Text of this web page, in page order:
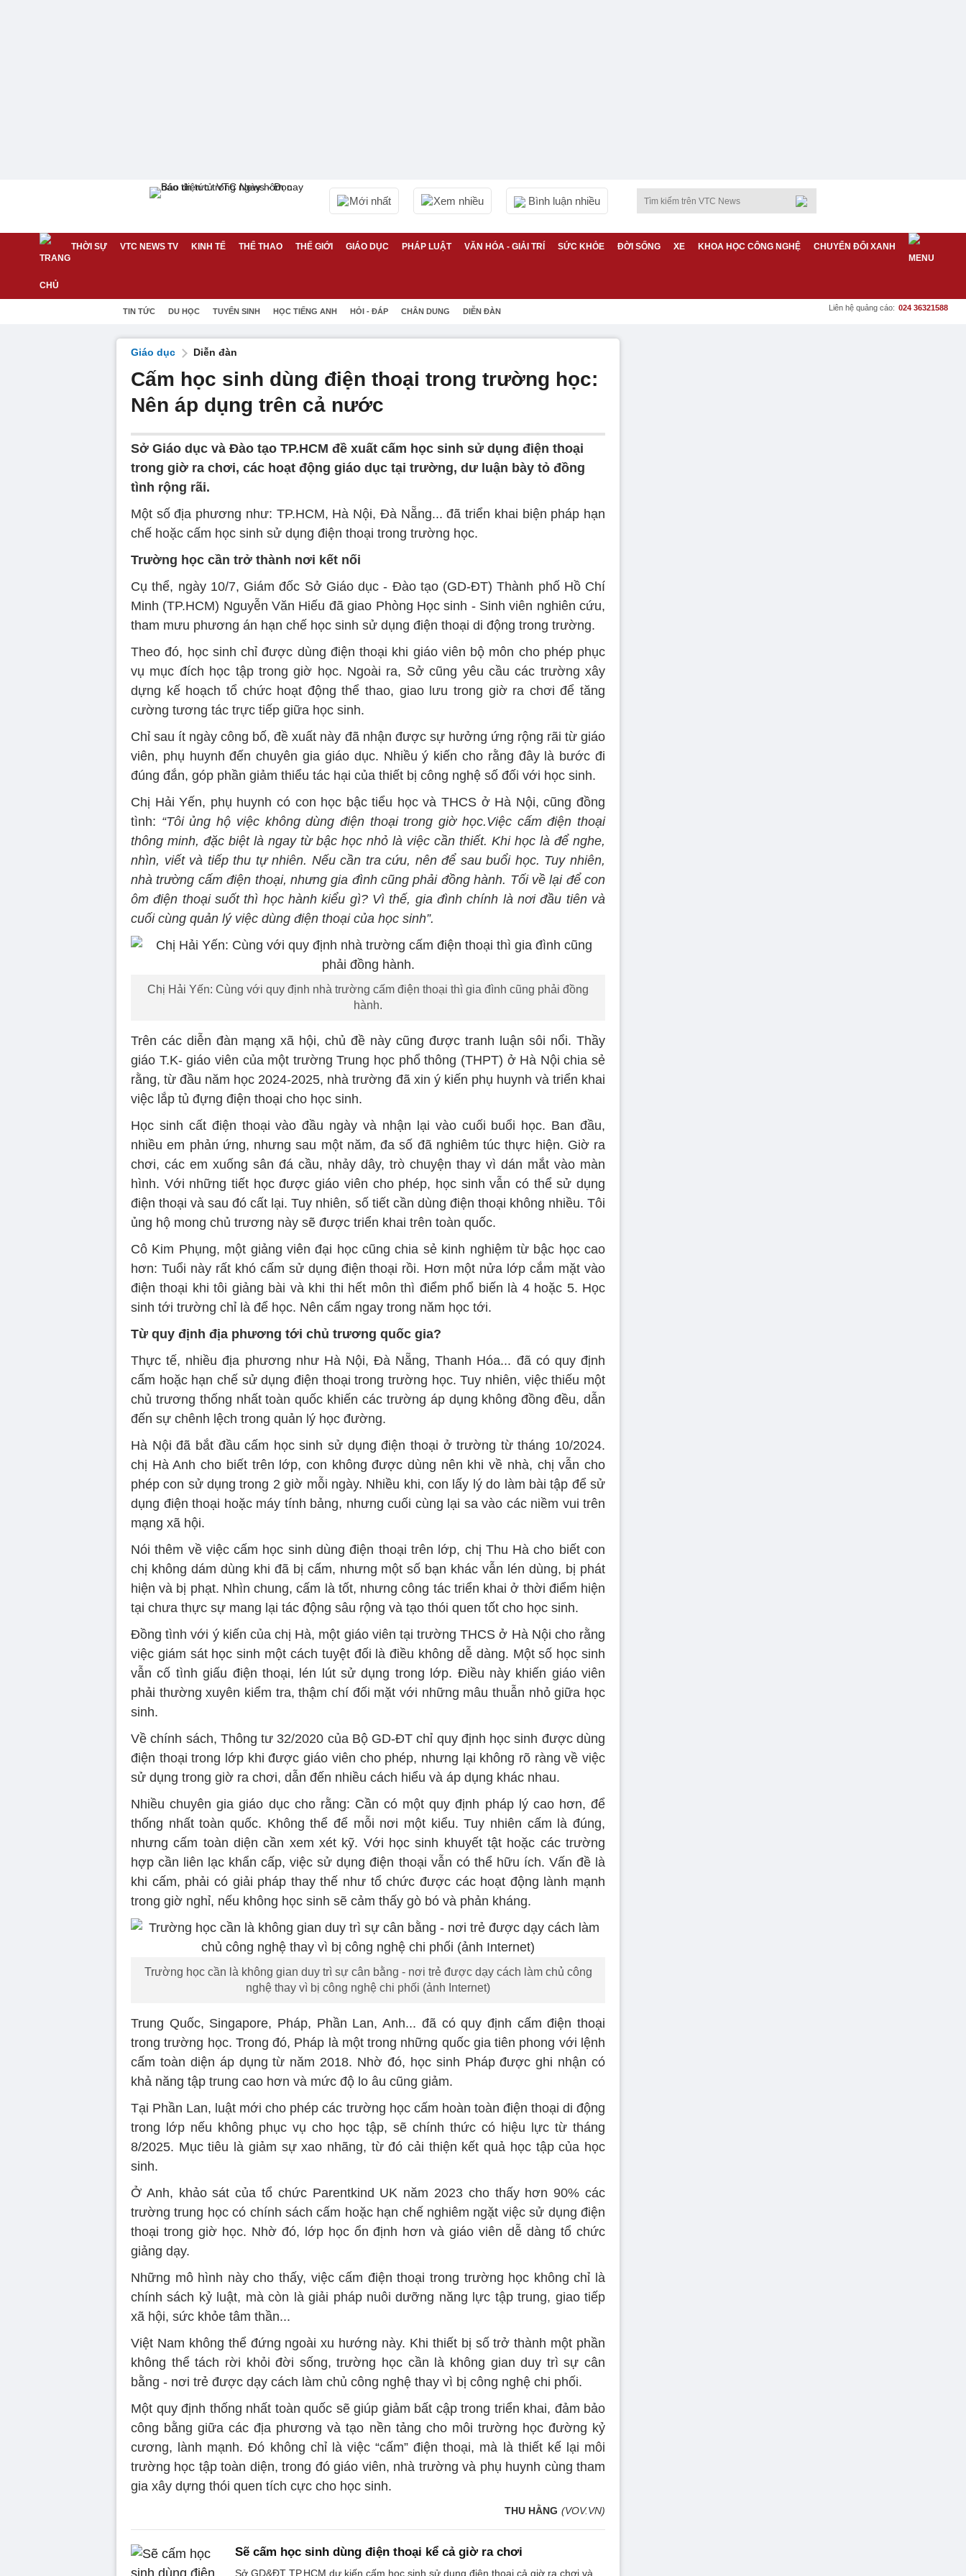
Mới nhất Xem nhiều Bình luận nhiều
THỜI SỰ VTC NEWS TV KINH TẾ THỂ THAO THẾ GIỚI GIÁO DỤC PHÁP LUẬT VĂN HÓA - GIẢI TRÍ SỨC KHỎE ĐỜI SỐNG XE KHOA HỌC CÔNG NGHỆ CHUYỂN ĐỔI XANH
TIN TỨC DU HỌC TUYỂN SINH HỌC TIẾNG ANH HỎI - ĐÁP CHÂN DUNG DIỄN ĐÀN Liên hệ quảng cáo: 024 36321588
Giáo dục Diễn đàn
Cấm học sinh dùng điện thoại trong trường học:
Nên áp dụng trên cả nước
Sở Giáo dục và Đào tạo TP.HCM đề xuất cấm học sinh sử dụng điện thoại
trong giờ ra chơi, các hoạt động giáo dục tại trường, dư luận bày tỏ đồng
tình rộng rãi.
Một số địa phương như: TP.HCM, Hà Nội, Đà Nẵng... đã triển khai biện pháp hạn
chế hoặc cấm học sinh sử dụng điện thoại trong trường học.
Trường học cần trở thành nơi kết nối
Cụ thể, ngày 10/7, Giám đốc Sở Giáo dục - Đào tạo (GD-ĐT) Thành phố Hồ Chí
Minh (TP.HCM) Nguyễn Văn Hiếu đã giao Phòng Học sinh - Sinh viên nghiên cứu,
tham mưu phương án hạn chế học sinh sử dụng điện thoại di động trong trường.
Theo đó, học sinh chỉ được dùng điện thoại khi giáo viên bộ môn cho phép phục
vụ mục đích học tập trong giờ học. Ngoài ra, Sở cũng yêu cầu các trường xây
dựng kế hoạch tổ chức hoạt động thể thao, giao lưu trong giờ ra chơi để tăng
cường tương tác trực tiếp giữa học sinh.
Chỉ sau ít ngày công bố, đề xuất này đã nhận được sự hưởng ứng rộng rãi từ giáo
viên, phụ huynh đến chuyên gia giáo dục. Nhiều ý kiến cho rằng đây là bước đi
đúng đắn, góp phần giảm thiểu tác hại của thiết bị công nghệ số đối với học sinh.
Chị Hải Yến, phụ huynh có con học bậc tiểu học và THCS ở Hà Nội, cũng đồng
tình: “Tôi ủng hộ việc không dùng điện thoại trong giờ học.Việc cấm điện thoại
thông minh, đặc biệt là ngay từ bậc học nhỏ là việc cần thiết. Khi học là để nghe,
nhìn, viết và tiếp thu tự nhiên. Nếu cần tra cứu, nên để sau buổi học. Tuy nhiên,
nhà trường cấm điện thoại, nhưng gia đình cũng phải đồng hành. Tối về lại để con
ôm điện thoại suốt thì học hành kiểu gì? Vì thế, gia đình chính là nơi đầu tiên và
cuối cùng quản lý việc dùng điện thoại của học sinh”.
Chị Hải Yến: Cùng với quy định nhà trường cấm điện thoại thì gia đình cũng phải đồng
hành.
Trên các diễn đàn mạng xã hội, chủ đề này cũng được tranh luận sôi nổi. Thầy
giáo T.K- giáo viên của một trường Trung học phổ thông (THPT) ở Hà Nội chia sẻ
rằng, từ đầu năm học 2024-2025, nhà trường đã xin ý kiến phụ huynh và triển khai
việc lắp tủ đựng điện thoại cho học sinh.
Học sinh cất điện thoại vào đầu ngày và nhận lại vào cuối buổi học. Ban đầu,
nhiều em phản ứng, nhưng sau một năm, đa số đã nghiêm túc thực hiện. Giờ ra
chơi, các em xuống sân đá cầu, nhảy dây, trò chuyện thay vì dán mắt vào màn
hình. Với những tiết học được giáo viên cho phép, học sinh vẫn có thể sử dụng
điện thoại và sau đó cất lại. Tuy nhiên, số tiết cần dùng điện thoại không nhiều. Tôi
ủng hộ mong chủ trương này sẽ được triển khai trên toàn quốc.
Cô Kim Phụng, một giảng viên đại học cũng chia sẻ kinh nghiệm từ bậc học cao
hơn: Tuổi này rất khó cấm sử dụng điện thoại rồi. Hơn một nửa lớp cắm mặt vào
điện thoại khi tôi giảng bài và khi thi hết môn thì điểm phổ biến là 4 hoặc 5. Học
sinh tới trường chỉ là để học. Nên cấm ngay trong năm học tới.
Từ quy định địa phương tới chủ trương quốc gia?
Thực tế, nhiều địa phương như Hà Nội, Đà Nẵng, Thanh Hóa... đã có quy định
cấm hoặc hạn chế sử dụng điện thoại trong trường học. Tuy nhiên, việc thiếu một
chủ trương thống nhất toàn quốc khiến các trường áp dụng không đồng đều, dẫn
đến sự chênh lệch trong quản lý học đường.
Hà Nội đã bắt đầu cấm học sinh sử dụng điện thoại ở trường từ tháng 10/2024.
chị Hà Anh cho biết trên lớp, con không được dùng nên khi về nhà, chị vẫn cho
phép con sử dụng trong 2 giờ mỗi ngày. Nhiều khi, con lấy lý do làm bài tập để sử
dụng điện thoại hoặc máy tính bảng, nhưng cuối cùng lại sa vào các niềm vui trên
mạng xã hội.
Nói thêm về việc cấm học sinh dùng điện thoại trên lớp, chị Thu Hà cho biết con
chị không dám dùng khi đã bị cấm, nhưng một số bạn khác vẫn lén dùng, bị phát
hiện và bị phạt. Nhìn chung, cấm là tốt, nhưng công tác triển khai ở thời điểm hiện
tại chưa thực sự mang lại tác động sâu rộng và tạo thói quen tốt cho học sinh.
Đồng tình với ý kiến của chị Hà, một giáo viên tại trường THCS ở Hà Nội cho rằng
việc giám sát học sinh một cách tuyệt đối là điều không dễ dàng. Một số học sinh
vẫn cố tình giấu điện thoại, lén lút sử dụng trong lớp. Điều này khiến giáo viên
phải thường xuyên kiểm tra, thậm chí đối mặt với những mâu thuẫn nhỏ giữa học
sinh.
Về chính sách, Thông tư 32/2020 của Bộ GD-ĐT chỉ quy định học sinh được dùng
điện thoại trong lớp khi được giáo viên cho phép, nhưng lại không rõ ràng về việc
sử dụng trong giờ ra chơi, dẫn đến nhiều cách hiểu và áp dụng khác nhau.
Nhiều chuyên gia giáo dục cho rằng: Cần có một quy định pháp lý cao hơn, để
thống nhất toàn quốc. Không thể để mỗi nơi một kiểu. Tuy nhiên cấm là đúng,
nhưng cấm toàn diện cần xem xét kỹ. Với học sinh khuyết tật hoặc các trường
hợp cần liên lạc khẩn cấp, việc sử dụng điện thoại vẫn có thể hữu ích. Vấn đề là
khi cấm, phải có giải pháp thay thế như tổ chức được các hoạt động lành mạnh
trong giờ nghỉ, nếu không học sinh sẽ cảm thấy gò bó và phản kháng.
Trường học cần là không gian duy trì sự cân bằng - nơi trẻ được dạy cách làm chủ công
nghệ thay vì bị công nghệ chi phối (ảnh Internet)
Trung Quốc, Singapore, Pháp, Phần Lan, Anh... đã có quy định cấm điện thoại
trong trường học. Trong đó, Pháp là một trong những quốc gia tiên phong với lệnh
cấm toàn diện áp dụng từ năm 2018. Nhờ đó, học sinh Pháp được ghi nhận có
khả năng tập trung cao hơn và mức độ lo âu cũng giảm.
Tại Phần Lan, luật mới cho phép các trường học cấm hoàn toàn điện thoại di động
trong lớp nếu không phục vụ cho học tập, sẽ chính thức có hiệu lực từ tháng
8/2025. Mục tiêu là giảm sự xao nhãng, từ đó cải thiện kết quả học tập của học
sinh.
Ở Anh, khảo sát của tổ chức Parentkind UK năm 2023 cho thấy hơn 90% các
trường trung học có chính sách cấm hoặc hạn chế nghiêm ngặt việc sử dụng điện
thoại trong giờ học. Nhờ đó, lớp học ổn định hơn và giáo viên dễ dàng tổ chức
giảng dạy.
Những mô hình này cho thấy, việc cấm điện thoại trong trường học không chỉ là
chính sách kỷ luật, mà còn là giải pháp nuôi dưỡng năng lực tập trung, giao tiếp
xã hội, sức khỏe tâm thần...
Việt Nam không thể đứng ngoài xu hướng này. Khi thiết bị số trở thành một phần
không thể tách rời khỏi đời sống, trường học cần là không gian duy trì sự cân
bằng - nơi trẻ được dạy cách làm chủ công nghệ thay vì bị công nghệ chi phối.
Một quy định thống nhất toàn quốc sẽ giúp giảm bất cập trong triển khai, đảm bảo
công bằng giữa các địa phương và tạo nền tảng cho môi trường học đường kỷ
cương, lành mạnh. Đó không chỉ là việc “cấm” điện thoại, mà là thiết kế lại môi
trường học tập toàn diện, trong đó giáo viên, nhà trường và phụ huynh cùng tham
gia xây dựng thói quen tích cực cho học sinh.
THU HẰNG (VOV.VN)
Sẽ cấm học sinh dùng điện thoại kể cả giờ ra chơi
Sở GD&ĐT TP.HCM dự kiến cấm học sinh sử dụng điện thoại cả giờ ra chơi và